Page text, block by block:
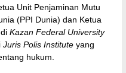
Unit Penjaminan Mutu
(PPI Dunia) dan Ketua
diKazan Federal University
Juris Polis Institute yang
hukum.